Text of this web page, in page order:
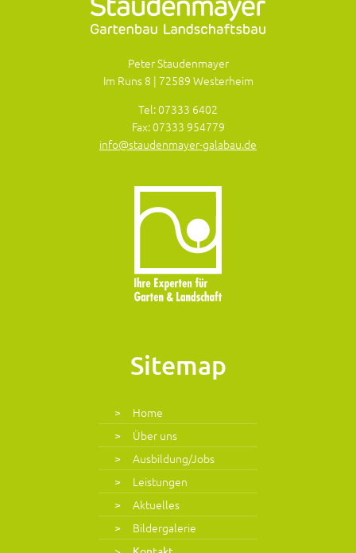
Sitemap
Home
Über uns
Ausbildung/Jobs
Leistungen
Aktuelles
Bildergalerie
Peter Staudenmayer
Im Runs 8 | 72589 Westerheim
Tel: 07333 6402
Fax: 07333 954779
info@staudenmayer-galabau.de